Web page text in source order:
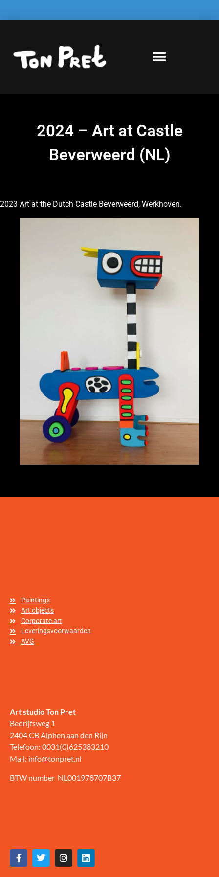
2024 – Art at Castle
Beverweerd (NL)
2023 Art at the Dutch Castle Beverweerd, Werkhoven.
Paintings
Art objects
Corporate art
Leveringsvoorwaarden
AVG
Art studio Ton Pret
Bedrijfsweg 1
2404 CB Alphen aan den Rijn
Telefoon: 0031(0)625383210
Mail: info@tonpret.nl
BTW number NL001978707B37